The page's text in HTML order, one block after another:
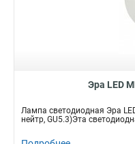
Эра LED
Лампа светодиодная Эра
нейтр, GU5.3)Эта